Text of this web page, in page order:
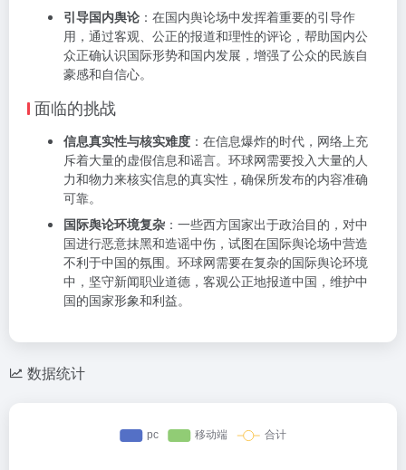
引导国内舆论 ：在国内舆论场中发挥着重要的引导作
用，通过客观、公正的报道和理性的评论，帮助国内公
众正确认识国际形势和国内发展，增强了公众的民族自
豪感和自信心。
面临的挑战
信息真实性与核实难度 ：在信息爆炸的时代，网络上充
斥着大量的虚假信息和谣言。环球网需要投入大量的人
力和物力来核实信息的真实性，确保所发布的内容准确
可靠。
国际舆论环境复杂 ：一些西方国家出于政治目的，对中
国进行恶意抹黑和造谣中伤，试图在国际舆论场中营造
不利于中国的氛围。环球网需要在复杂的国际舆论环境
中，坚守新闻职业道德，客观公正地报道中国，维护中
国的国家形象和利益。
数据统计